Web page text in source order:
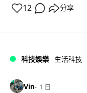
12 分享
科技娛樂 生活科技
Vin 1 日